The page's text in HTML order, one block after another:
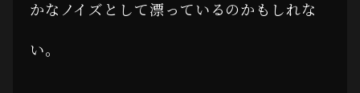
かなノイズとして漂っているのかもしれな
い。